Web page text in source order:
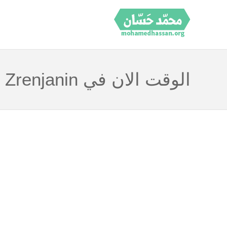
الوقت الان في Zrenjanin صربيا